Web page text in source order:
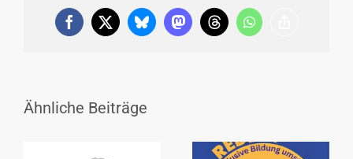
Facebook
X BlueskyMastodonThreadsWhatsApp
Ähnliche Beiträge